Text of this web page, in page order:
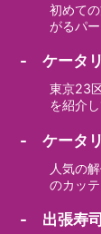
初めて
がるパ
- ケータリ
東京23
を紹介し
- ケータリ
人気の
のカッテ
- 出張寿